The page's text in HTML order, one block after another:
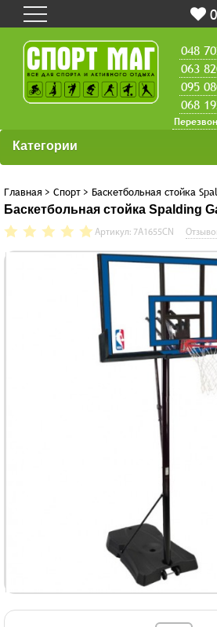
0
048
063
095
068
Категории
Главная > Спорт > Баскетбольная стойка
Баскетбольная стойка Spalding
Артикул: 7A1655CN